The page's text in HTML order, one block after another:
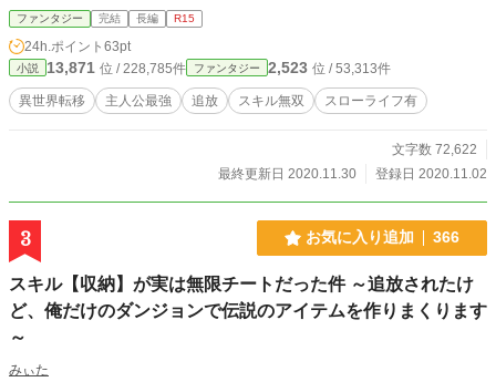
翔は、林間学校で用意したキャンプ用品一式を使って彼らの食生活を改革するこ
とに。 スキル『無』で時々無双。双子の美少女エルフや木に宿る幼女精霊に囲
まれ、翔の異世界生活冒険譚は始まった。 ＊小説家になろう・カクヨムでも投
稿しております（完結済み
ファンタジー 完結 長編 R15
24h.ポイント 63pt
小説 13,871 位 / 228,785件 ファンタジー 2,523 位 / 53,313件
異世界転移 主人公最強 追放 スキル無双 スローライフ有
文字数 72,622
最終更新日 2020.11.30
登録日 2020.11.02
3 お気に入り追加 366
スキル【収納】が実は無限チートだった件 ～追放されたけ
ど、俺だけのダンジョンで伝説のアイテムを作りまくります
～
みぃた